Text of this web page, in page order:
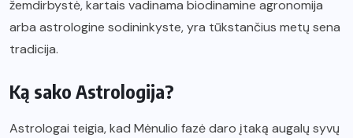
žemdirbystė, kartais vadinama biodinamine agronomija
arba astrologine sodininkyste, yra tūkstančius metų sena
tradicija.
Ką sako Astrologija?
Astrologai teigia, kad Mėnulio fazė daro įtaką augalų syvų